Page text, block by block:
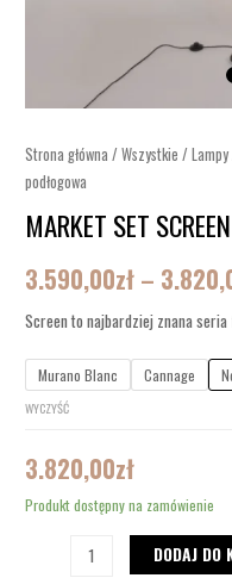
Strona główna /Wszystkie /Lampy
podłogowa
MARKET SET
3.590,00zł –
Screen to najbardziej znana
Murano Blanc Cannage
WYCZYŚĆ
3.820,00zł
Produkt dostępny na zamówienie
ilość
Market
Set
Screen
lampa
DODAJ DO